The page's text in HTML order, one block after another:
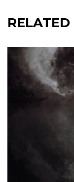
RELATED